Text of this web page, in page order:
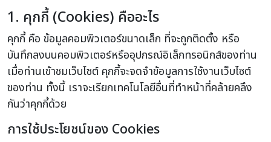
1. คุกกี้ (Cookies) คืออะไร
คุกกี้ คือ ข้อมูลคอมพิวเตอร์ขนาดเล็ก ที่จะถูกติดตั้ง หรือ
บันทึกลงบนคอมพิวเตอร์หรืออุปกรณ์อิเล็กทรอนิกส์ของท่าน
เมื่อท่านเข้าชมเว็บไซต์ คุกกี้จะจดจำข้อมูลการใช้งานเว็บไซต์
ของท่าน ทั้งนี้ เราจะเรียกเทคโนโลยีอื่นที่ทำหน้าที่คล้ายคลึง
กันว่าคุกกี้ด้วย
การใช้ประโยชน์ของ Cookies